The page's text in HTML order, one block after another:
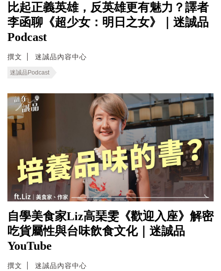
比起正義英雄，反英雄更有魅力？譯者
李函聊《超少女：明日之女》｜迷誠品
Podcast
撰文 迷誠品內容中心
迷誠品Podcast
自學美食家Liz高琹雯《歡迎入座》解密
吃貨屬性與台味飲食文化｜迷誠品
YouTube
撰文 迷誠品內容中心